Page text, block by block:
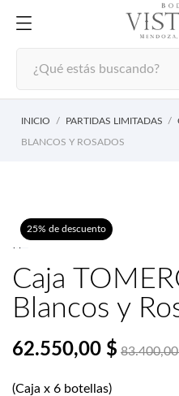
INICIO PARTIDAS LIMITADAS
BLANCOS Y ROSADOS
25% de descuento

Caja
Blancos y
62.550,00 $
(Caja x 6 botellas)